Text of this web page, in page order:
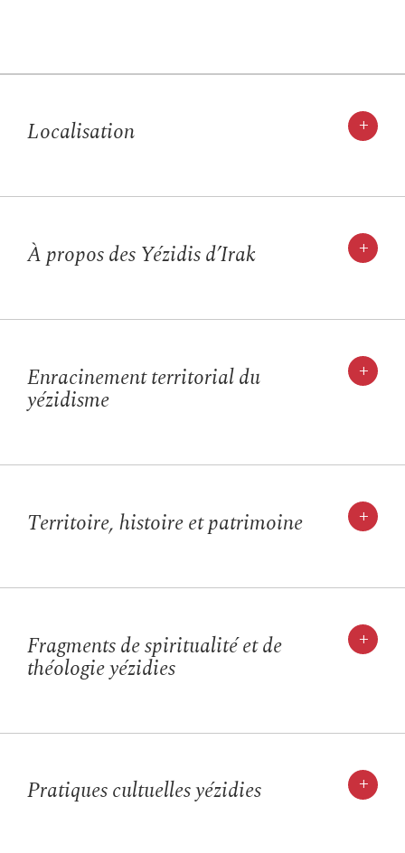
+
Localisation
+
À propos des Yézidis d’Irak
+
Enracinement territorial du
yézidisme
+
Territoire, histoire et patrimoine
+
Fragments de spiritualité et de
théologie yézidies
+
Pratiques cultuelles yézidies